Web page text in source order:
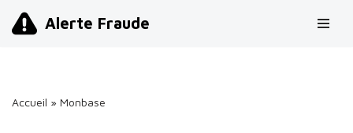
Alerte Fraude
Accueil » Monbase